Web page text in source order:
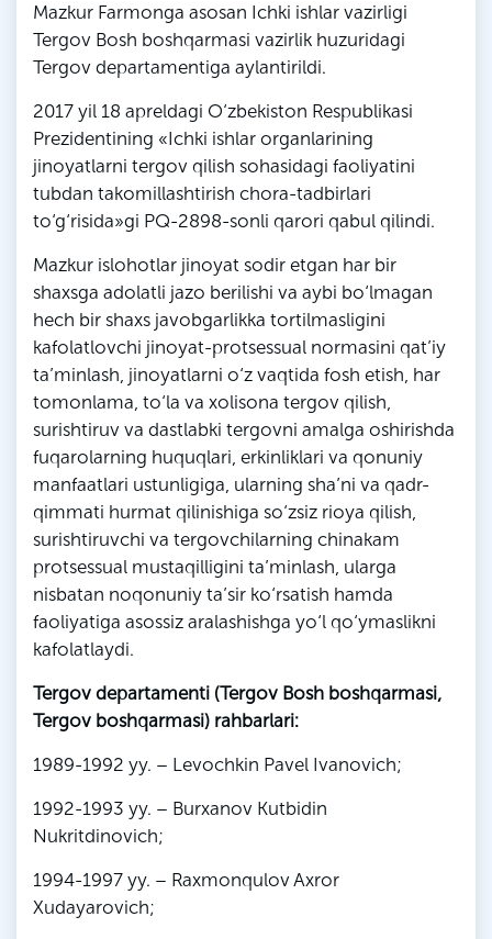
Mazkur Farmonga asosan Ichki ishlar vazirligi
Tergov Bosh boshqarmasi vazirlik huzuridagi
Tergov departamentiga aylantirildi.
2017 yil 18 apreldagi O‘zbekiston Respublikasi
Prezidentining «Ichki ishlar organlarining
jinoyatlarni tergov qilish sohasidagi faoliyatini
tubdan takomillashtirish chora-tadbirlari
to‘g‘risida»gi PQ-2898-sonli qarori qabul qilindi.
Mazkur islohotlar jinoyat sodir etgan har bir
shaxsga adolatli jazo berilishi va aybi bo‘lmagan
hech bir shaxs javobgarlikka tortilmasligini
kafolatlovchi jinoyat-protsessual normasini qat’iy
ta’minlash, jinoyatlarni o‘z vaqtida fosh etish, har
tomonlama, to‘la va xolisona tergov qilish,
surishtiruv va dastlabki tergovni amalga oshirishda
fuqarolarning huquqlari, erkinliklari va qonuniy
manfaatlari ustunligiga, ularning sha’ni va qadr-
qimmati hurmat qilinishiga so‘zsiz rioya qilish,
surishtiruvchi va tergovchilarning chinakam
protsessual mustaqilligini ta’minlash, ularga
nisbatan noqonuniy ta’sir ko‘rsatish hamda
faoliyatiga asossiz aralashishga yo‘l qo‘ymaslikni
kafolatlaydi.
Tergov departamenti (Tergov Bosh boshqarmasi,
Tergov boshqarmasi) rahbarlari:
1989-1992 yy. – Levochkin Pavel Ivanovich;
1992-1993 yy. – Burxanov Kutbidin
Nukritdinovich;
1994-1997 yy. – Raxmonqulov Axror
Xudayarovich;